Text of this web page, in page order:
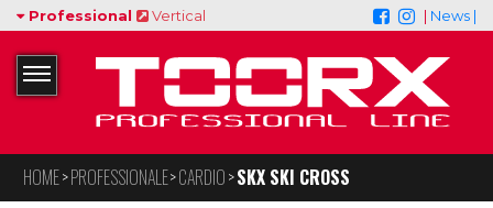
Professional Vertical | News |
HOME PROFESSIONALE CARDIO SKX SKI CROSS